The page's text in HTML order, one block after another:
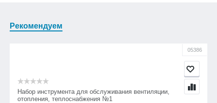
Рекомендуем
05386
Набор инструмента для обслуживания вентиляции,
отопления, теплоснабжения №1